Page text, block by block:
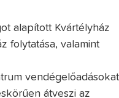
alapított Kvártélyház
folytatása, valamint
vendégelőadásokat
átveszi az